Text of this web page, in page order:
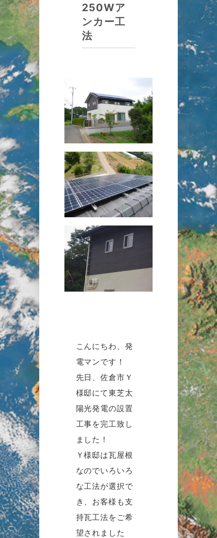
250Wア
ンカー工
法
こんにちわ、発
電マンです！
先日、佐倉市Ｙ
様邸にて東芝太
陽光発電の設置
工事を完工致し
ました！
Ｙ様邸は瓦屋根
なのでいろいろ
な工法が選択で
き、お客様も支
持瓦工法をご希
望されました